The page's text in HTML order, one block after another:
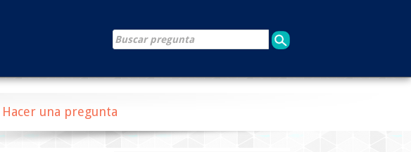
Hacer una pregunta